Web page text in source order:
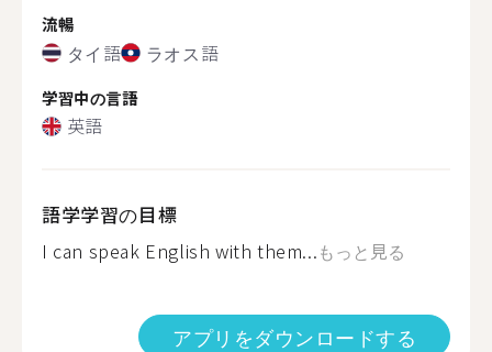
流暢
タイ語 ラオス語
学習中の言語
英語
語学学習の目標
I can speak English with them...もっと見る
アプリをダウンロードする